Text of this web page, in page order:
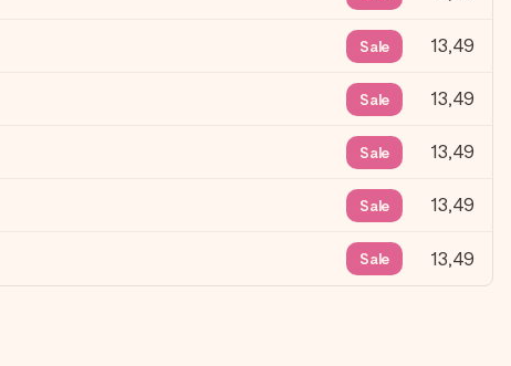
Sale 13,49
Sale 13,49
Sale 13,49
Sale 13,49
Sale 13,49